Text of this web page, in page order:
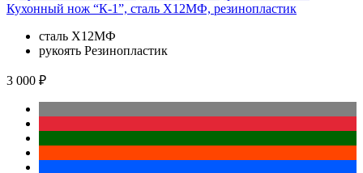
Кухонный нож “К-1”, сталь Х12МФ, резинопластик
сталь Х12МФ
рукоять Резинопластик
3 000 ₽